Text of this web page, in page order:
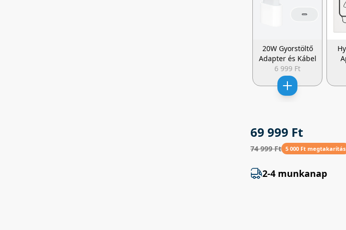
20W Gyorstöltő
Adapter és Kábel
6 999 Ft
69 999 Ft
74 999 Ft 5 000 Ft megtakarítás
2-4 munkanap